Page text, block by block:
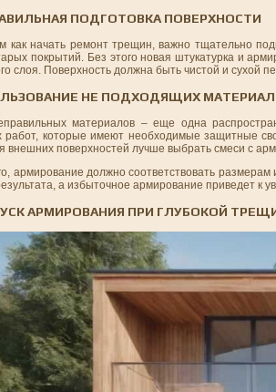
ПОДГОТОВКА ПОВЕРХНОСТИ
как начать ремонт трещин, важно тщательно
покрытий. Без этого новая штукатурка и
слоя. Поверхность должна быть чистой и сухой
НЕ ПОДХОДЯЩИХ
материалов – еще одна
работ, которые имеют необходимые защитные
внешних поверхностей лучше выбрать смеси с
армирование должно соответствовать
а избыточное армирование приведет к
АРМИРОВАНИЯ ПРИ ГЛУБОКОЙ